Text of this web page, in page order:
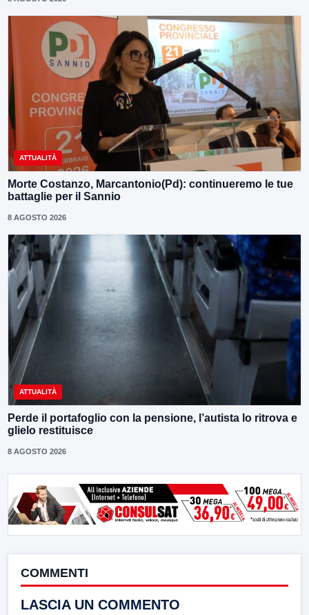
ATTUALITÀ
Morte Costanzo, Marcantonio(Pd): continueremo le tue
battaglie per il Sannio
8 AGOSTO 2026
ATTUALITÀ
Perde il portafoglio con la pensione, l’autista lo ritrova e
glielo restituisce
8 AGOSTO 2026
COMMENTI
LASCIA UN COMMENTO